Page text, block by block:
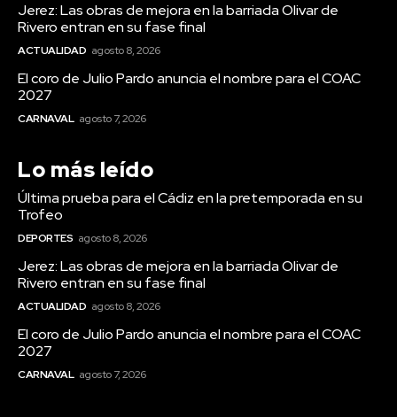
Agosto 7, 2026
Teruel destaca el importante esfuerzo del personal
de los servicios de playas de Cádiz para que estén en
perfecto estado
Agosto 7, 2026
Cádiz se suma un año más a la campaña de fomento del
Agosto 7, 2026
Carnaval
Jerez: Las obras de mejora en la barriada Olivar de
Rivero entran en su fase final
ACTUALIDAD agosto 8, 2026
El coro de Julio Pardo anuncia el nombre para el COAC
2027
CARNAVAL agosto 7, 2026
Lo más leído
Última prueba para el Cádiz en la pretemporada en su
Trofeo
DEPORTES agosto 8, 2026
Jerez: Las obras de mejora en la barriada Olivar de
Rivero entran en su fase final
ACTUALIDAD agosto 8, 2026
El coro de Julio Pardo anuncia el nombre para el COAC
2027
CARNAVAL agosto 7, 2026